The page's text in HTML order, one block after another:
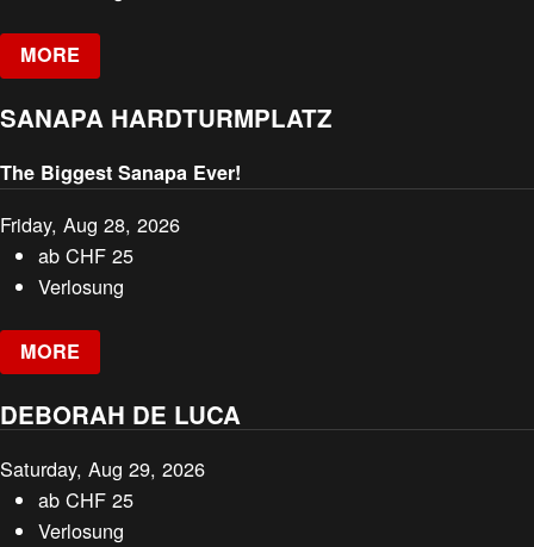
MORE
SANAPA HARDTURMPLATZ
The Biggest Sanapa Ever!
Friday, Aug 28, 2026
abCHF 25
Verlosung
MORE
DEBORAH DE LUCA
Saturday, Aug 29, 2026
abCHF 25
Verlosung